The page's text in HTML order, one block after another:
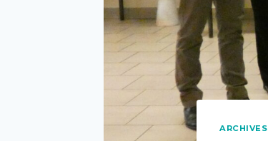
ARCHIVES